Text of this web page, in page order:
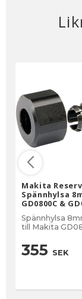
Makita
Spännhylsa
GD0800C &
Spännhylsa
till Makita
355 SEK